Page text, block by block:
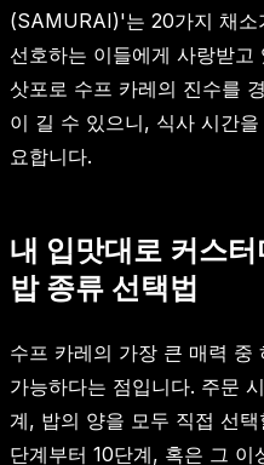
(SAMURAI)'는 20가지 채소
선호하는 이들에게 사랑받
삿포로 수프 카레의 진수를
이 길 수 있으니, 식사 시간
요합니다.
내 입맛대로 커스
밥 종류 선택법
수프 카레의 가장 큰 매력 중
가능하다는 점입니다. 주문
계, 밥의 양을 모두 직접 선
단계부터 10단계, 혹은 그